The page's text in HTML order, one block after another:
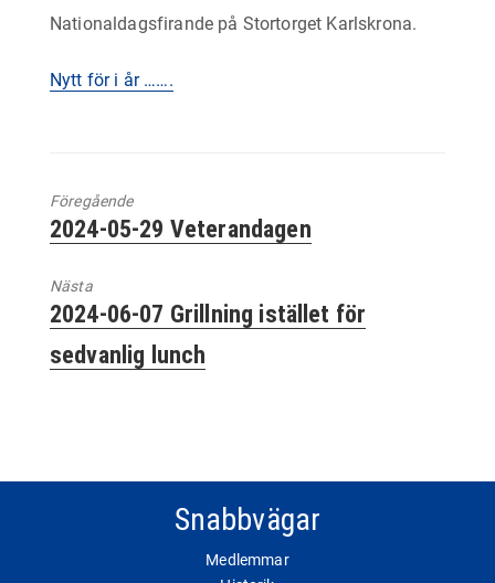
Nationaldagsfirande på Stortorget Karlskrona.
Nytt för i år …….
Föregående
Föregående
2024-05-29 Veterandagen
Nästa
Nästa
2024-06-07 Grillning istället för
sedvanlig lunch
Snabbvägar
Medlemmar